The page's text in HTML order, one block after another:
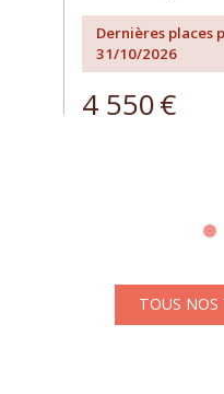
Dernières places
31/10/2026
4 550€
TOUS NOS